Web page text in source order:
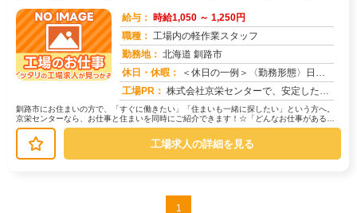
給与： 時給1,050 ～ 1,250円
職種： 工場内の軽作業スタッフ
勤務地： 北海道 釧路市
休日・休暇：
＜休日の一例＞〈勤務形態〉日勤〈休日〉土日★ＧＷ・夏季・冬季・年末年始休暇あり★有給休暇あり※配属先により休日・勤...
工場PR： 株式会社京栄センターで、安定した暮らしを手に入れませんか？☆家具付き寮がすぐに利用可能！→ 敷金・礼金・鍵交換代も...
釧路市にお住まいの方で、「すぐに働きたい」「住まいも一緒に探したい」という方へ。
京栄センターなら、お仕事と住まいを同時にご紹介できます！☆「どんなお仕事がある
の？」→ 製造・組立・検査・軽作業な...
工場求人の詳細を見る
1